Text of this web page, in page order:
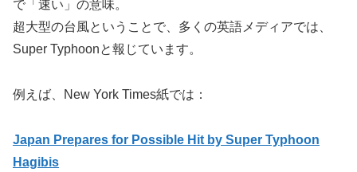
で「速い」の意味。
超大型の台風ということで、多くの英語メディアでは、
Super Typhoonと報じています。
例えば、New York Times紙では：
Japan Prepares for Possible Hit by Super Typhoon
Hagibis